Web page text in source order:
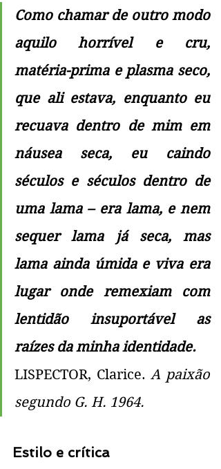
Como chamar de outro modo
aquilo horrível e cru,
matéria-prima e plasma seco,
que ali estava, enquanto eu
recuava dentro de mim em
náusea seca, eu caindo
séculos e séculos dentro de
uma lama – era lama, e nem
sequer lama já seca, mas
lama ainda úmida e viva era
lugar onde remexiam com
lentidão insuportável as
raízes da minha identidade.
LISPECTOR, Clarice. A paixão
segundo G. H. 1964.
Estilo e crítica